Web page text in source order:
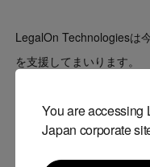
You are accessing
Japan corporate
LegalOn Technologiesは
を支援してまいります。